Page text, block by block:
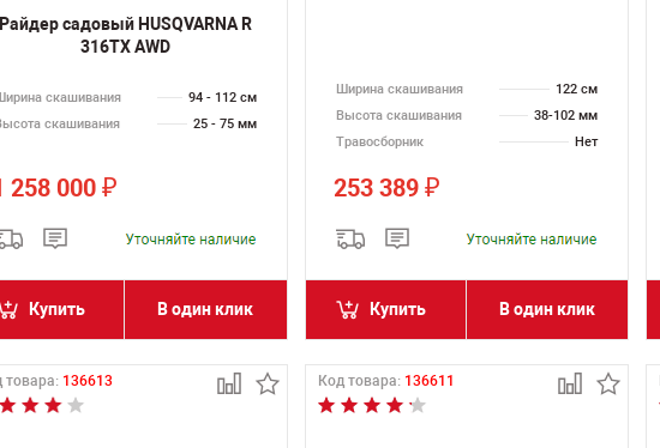
садовый HUSQVARNA R
316TX AWD
скашивания
94 - 112 см
скашивания
25 - 75 мм
258 000 ₽
Купить В один клик
Ширина скашивания
122 см
Высота скашивания
38-102 мм
Травосборник
Нет
253 389 ₽
Купить В один клик
товара: 136613 Код товара: 136611